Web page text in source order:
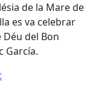
de la Mare de
es va celebrar
del Bon
García.